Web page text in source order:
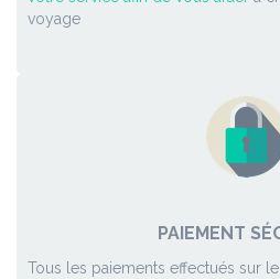
voyage
PAIEMENT
Tous les paiements effectués sur